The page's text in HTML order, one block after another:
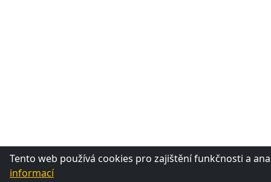
Tento web používá cookies pro zajištění funkčnosti a
informací